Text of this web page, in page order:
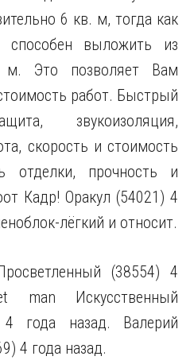
6 кв. м, тогда как
способен выложить из
Это позволяет Вам
работ. Быстрый
звукоизоляция,
скорость и стоимость
отделки, прочность и
Кадр! Оракул (54021) 4
лёгкий и относит.
(38554) 4
man Искусственный
4 года назад. Валерий
4 года назад.